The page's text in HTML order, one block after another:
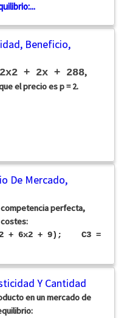
Beneficio,
+ 2x + 288,
el precio es p = 2.
De Mercado,
perfecta,
+ 6x2 + 9); C3 =
Y Cantidad
en un mercado de